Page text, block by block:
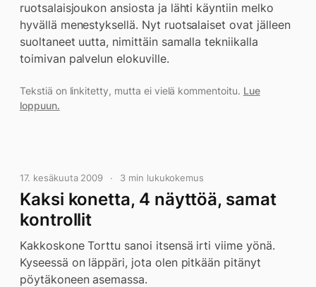
ruotsalaisjoukon ansiosta ja lähti käyntiin melko
hyvällä menestyksellä. Nyt ruotsalaiset ovat jälleen
suoltaneet uutta, nimittäin samalla tekniikalla
toimivan palvelun elokuville.
Tekstiä on linkitetty, mutta ei vielä kommentoitu. Lue
loppuun.
17. kesäkuuta 2009 3 min lukukokemus
Kaksi konetta, 4 näyttöä, samat
kontrollit
Kakkoskone Torttu sanoi itsensä irti viime yönä.
Kyseessä on läppäri, jota olen pitkään pitänyt
pöytäkoneen asemassa.